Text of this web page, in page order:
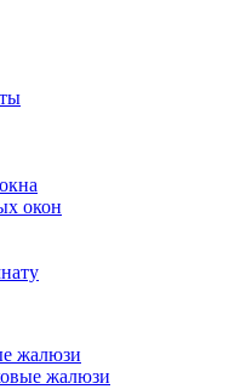
окон
жалюзи
жалюзи